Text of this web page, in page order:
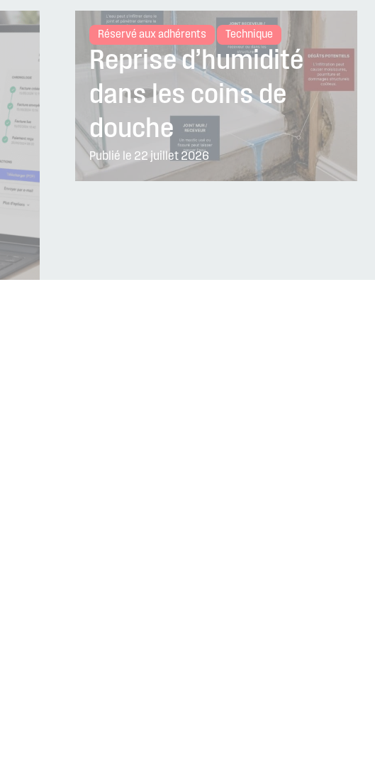
Réservé aux adhérents Technique
Reprise d’humidité
dans les coins de
douche
Publié le 22 juillet 2026